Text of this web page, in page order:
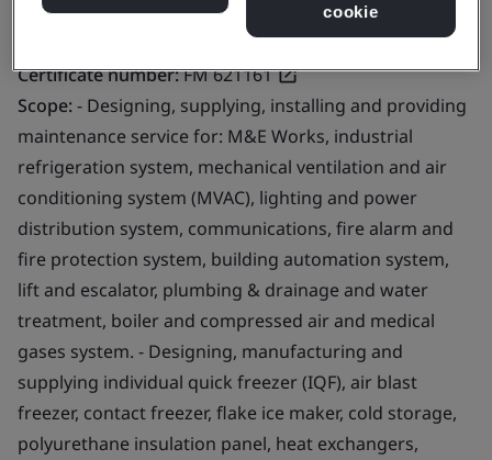
Certificate number:FM 621161
Scope:- Designing, supplying, installing and providing
maintenance service for: M&E Works, industrial
refrigeration system, mechanical ventilation and air
conditioning system (MVAC), lighting and power
distribution system, communications, fire alarm and
fire protection system, building automation system,
lift and escalator, plumbing & drainage and water
treatment, boiler and compressed air and medical
gases system. - Designing, manufacturing and
supplying individual quick freezer (IQF), air blast
freezer, contact freezer, flake ice maker, cold storage,
polyurethane insulation panel, heat exchangers,
cookie